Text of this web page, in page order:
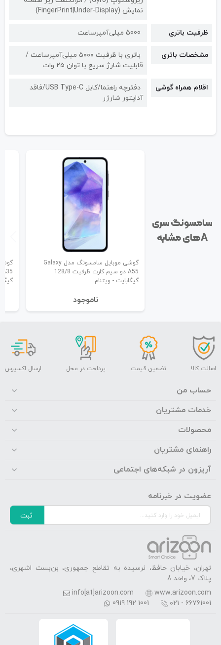
نمایش (FingerPrint|Under-Display)
ظرفیت باتری 5000 میلی‌آمپرساعت
مشخصات باتری
باتری با ظرفیت ۵۰۰۰ میلی‌آمپرساعت /
قابلیت شارژ سریع با توان ۲۵ وات
اقلام همراه گوشی
دفترچه راهنما/کابل USB Type-C/فاقد
آداپتور شارژر
سامسونگ سری
A‌های مشابه
گوشی موبایل سامسونگ مدل Galaxy
A55 دو سیم کارت ظرفیت 128/8
گیگابایت - ویتنام
نا‌موجود
اصالت کالا تضمین قیمت پرداخت در محل ارسال اکسپرس
حساب من
خدمات مشتریان
محصولات
راهنمای مشتریان
آریزون در شبکه‌های اجتماعی
عضویت در خبرنامه
ثبت
تهران، خیابان حافظ، نرسیده به تقاطع جمهوری، بن‌بست اشهری،
پلاک 7، واحد 8
www.arizoon.com
info[at]arizoon.com
۰۲۱ - 66761001
0919 192 1001